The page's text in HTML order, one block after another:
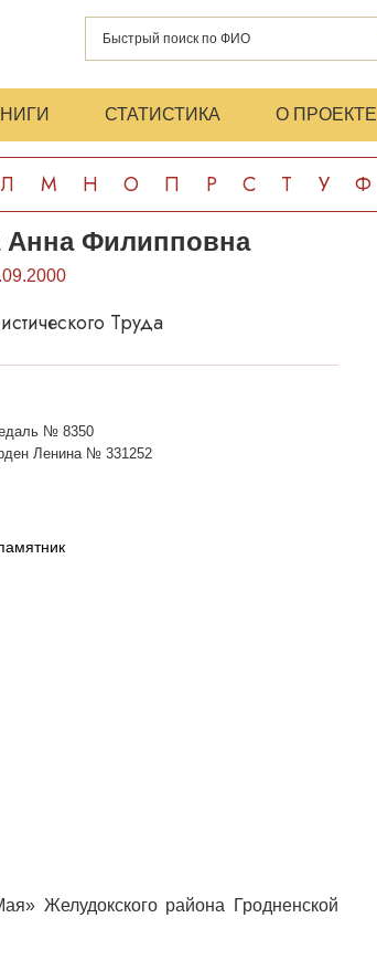
СТАТИСТИКА О ПРОЕКТЕ
Л М Н О П Р С Т У Ф
Анна Филипповна
Труда
№ 8350
Ленина № 331252
Желудокского района Гродненской